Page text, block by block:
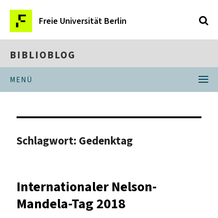
Freie Universität Berlin
BIBLIOBLOG
MENÜ
Schlagwort: Gedenktag
Internationaler Nelson-
Mandela-Tag 2018